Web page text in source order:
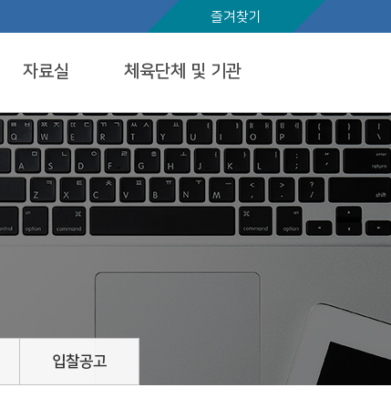
즐겨찾기
자료실 체육단체 및 기관
입찰공고